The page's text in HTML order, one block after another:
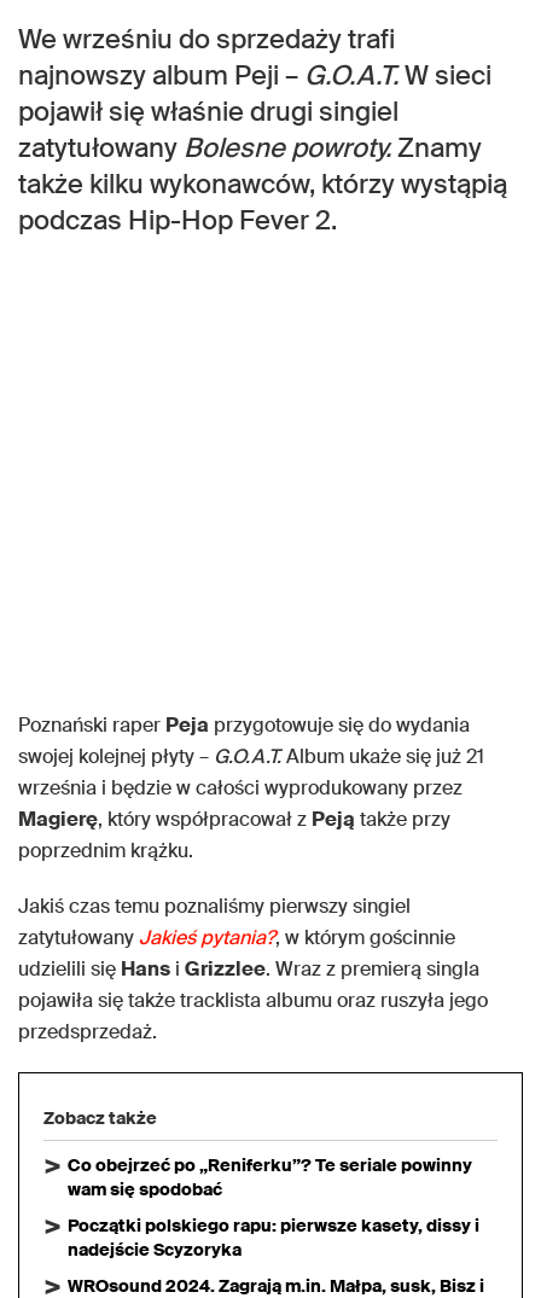
We wrześniu do sprzedaży trafi
najnowszy album Peji – G.O.A.T.W sieci
pojawił się właśnie drugi singiel
zatytułowany Bolesne powroty.Znamy
także kilku wykonawców, którzy wystąpią
podczas Hip-Hop Fever 2.
Poznański raper Peja przygotowuje się do wydania
swojej kolejnej płyty – G.O.A.T.Album ukaże się już 21
września i będzie w całości wyprodukowany przez
Magierę, który współpracował z Peją także przy
poprzednim krążku.
Jakiś czas temu poznaliśmy pierwszy singiel
zatytułowany Jakieś pytania?, w którym gościnnie
udzielili się Hans i Grizzlee. Wraz z premierą singla
pojawiła się także tracklista albumu oraz ruszyła jego
przedsprzedaż.
Zobacz także
Co obejrzeć po „Reniferku”? Te seriale powinny
wam się spodobać
Początki polskiego rapu: pierwsze kasety, dissy i
nadejście Scyzoryka
WROsound 2024. Zagrają m.in. Małpa, susk, Bisz i